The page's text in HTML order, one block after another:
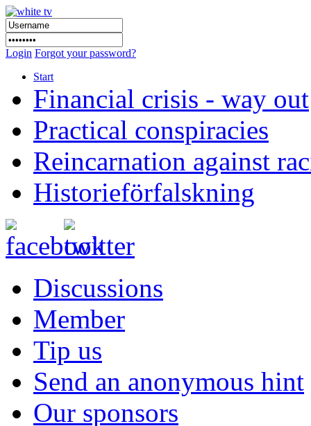
Login Forgot your password?
Start
Financial crisis - way out
Practical conspiracies
Reincarnation against
Historieförfalskning
Discussions
Member
Tip us
Send an anonymous hint
Our sponsors